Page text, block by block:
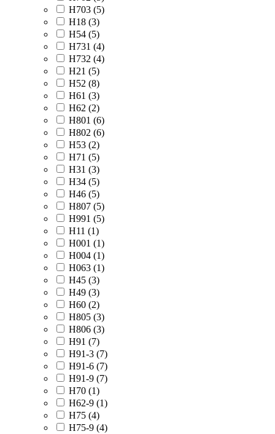
H703 (5)
H18 (3)
H54 (5)
H731 (4)
H732 (4)
H21 (5)
H52 (8)
H61 (3)
H62 (2)
H801 (6)
H802 (6)
H53 (2)
H71 (5)
H31 (3)
H34 (5)
H46 (5)
H807 (5)
H991 (5)
H11 (1)
H001 (1)
H004 (1)
H063 (1)
H45 (3)
H49 (3)
H60 (2)
H805 (3)
H806 (3)
H91 (7)
H91-3 (7)
H91-6 (7)
H91-9 (7)
H70 (1)
H62-9 (1)
H75 (4)
H75-9 (4)